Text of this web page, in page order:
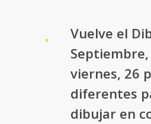
Vuelve el
viernes, 26
diferentes
dibujar en